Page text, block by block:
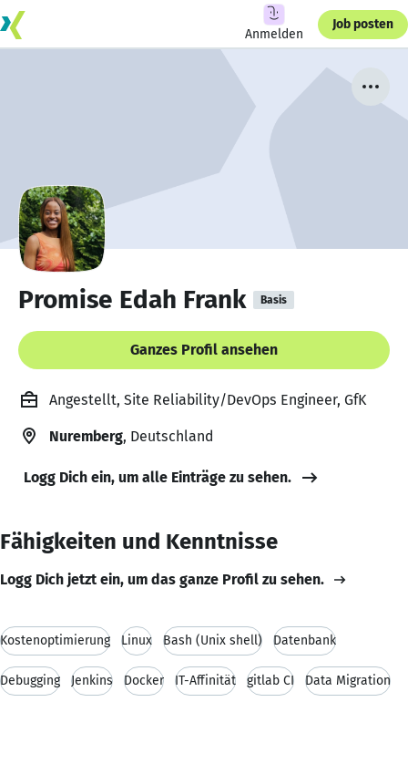
Anmelden
Job posten
Promise Edah Frank Basis
Ganzes Profil ansehen
Angestellt, Site Reliability/DevOps Engineer, GfK
Nuremberg, Deutschland
Logg Dich ein, um alle Einträge zu sehen.
Fähigkeiten und Kenntnisse
Logg Dich jetzt ein, um das ganze Profil zu sehen.
Kostenoptimierung Linux Bash (Unix shell) Datenbank
Debugging Jenkins Docker IT-Affinität gitlab CI Data Migration